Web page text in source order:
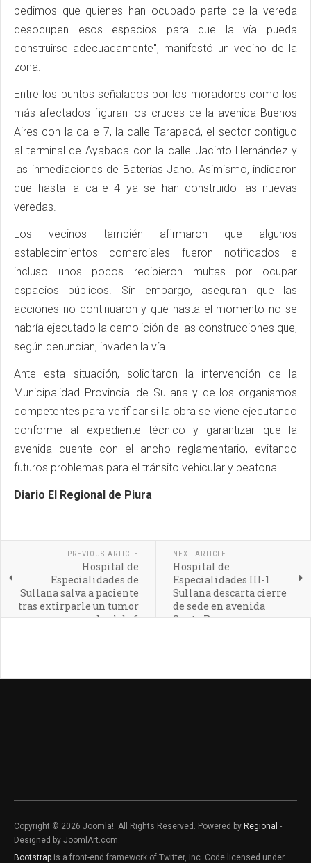
pedimos que quienes han ocupado parte de la vereda
desocupen esos espacios para que la vía pueda
construirse adecuadamente", manifestó un vecino de la
zona.
Entre los puntos señalados por los moradores como los
más afectados figuran los cruces de la avenida Buenos
Aires con la calle 7, la calle Tarapacá, el sector contiguo
al terminal de Ayabaca con la calle Jacinto Hernández y
las inmediaciones de Baterías Jano. Asimismo, indicaron
que hasta la calle 4 ya se han construido las nuevas
veredas.
Los vecinos también afirmaron que algunos
establecimientos comerciales fueron notificados e
incluso unos pocos recibieron multas por ocupar
espacios públicos. Sin embargo, aseguran que las
acciones no continuaron y que hasta el momento no se
habría ejecutado la demolición de las construcciones que,
según denuncian, invaden la vía.
Ante esta situación, solicitaron la intervención de la
Municipalidad Provincial de Sullana y de los organismos
competentes para verificar si la obra se viene ejecutando
conforme al expediente técnico y garantizar que la
avenida cuente con el ancho reglamentario, evitando
futuros problemas para el tránsito vehicular y peatonal.
Diario El Regional de Piura
PREVIOUS ARTICLE
Hospital de
Especialidades de
Sullana salva a paciente
tras extirparle un tumor
cerebral de 6
NEXT ARTICLE
Hospital de
Especialidades III-1
Sullana descarta cierre
de sede en avenida
Santa Rosa
Copyright © 2026 Joomla!. All Rights Reserved. Powered by Regional -
Designed by JoomlArt.com.
Bootstrap is a front-end framework of Twitter, Inc. Code licensed under